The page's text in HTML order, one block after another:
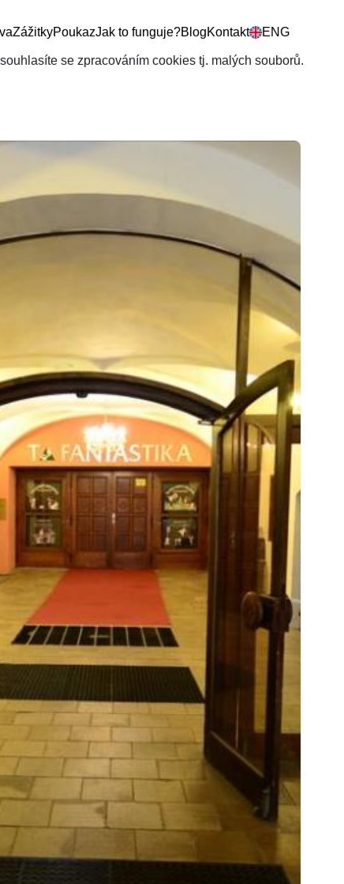
ZážitkyPoukazJak to funguje?BlogKontakt ENG
se zpracováním cookies tj. malých souborů.